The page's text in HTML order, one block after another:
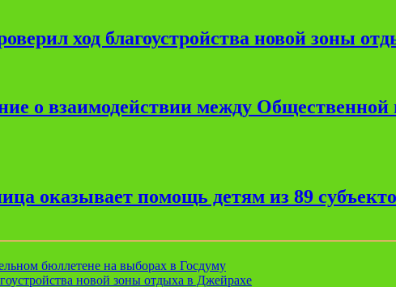
ход благоустройства новой зоны
о взаимодействии между
оказывает помощь детям из 89
бюллетене на выборах в Госдуму
новой зоны отдыха в Джейрахе